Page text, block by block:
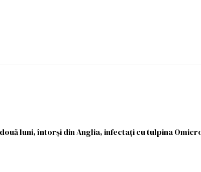
luni, întorși din Anglia, infectați cu tulpina